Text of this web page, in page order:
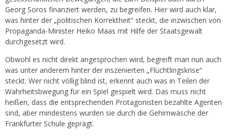
Georg Soros finanziert werden, zu begreifen. Hier wird auch klar,
was hinter der „politischen Korrektheit“ steckt, die inzwischen von
Propaganda-Minister Heiko Maas mit Hilfe der Staatsgewalt
durchgesetzt wird.
Obwohl es nicht direkt angesprochen wird, begreift man nun auch
was unter anderem hinter der inszenierten „Flüchtlingskrise“
steckt. Wer nicht völlig blind ist, erkennt auch was in Teilen der
Wahrheitsbwegung für ein Spiel gespielt wird. Das muss nicht
heißen, dass die entsprechenden Protagonisten bezahlte Agenten
sind, aber mindestens wurden sie durch die Gehirnwäsche der
Frankfurter Schule geprägt.